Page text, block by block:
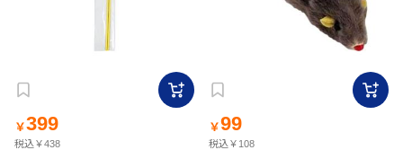
￥399
税込￥438
￥99
税込￥108